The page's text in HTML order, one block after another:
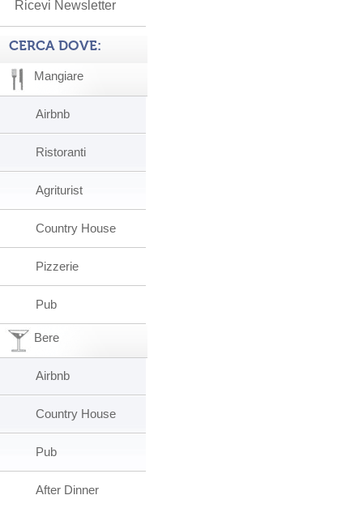
Ricevi Newsletter
CERCA DOVE:
Mangiare
Airbnb
Ristoranti
Agriturist
Country House
Pizzerie
Pub
Bere
Airbnb
Country House
Pub
After Dinner